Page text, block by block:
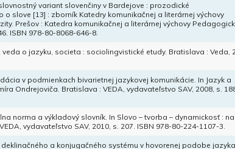
variant slovenčiny v Bardejove : prozodické
slove [13] : zborník Katedry komunikačnej a literárnej výchovy
Prešov : Katedra komunikačnej a literárnej výchovy
ISBN 978-80-8068-646-8.
veda o jazyku, societa : sociolingvistické etudy. Bratislava : Veda,
v podmienkach bivarietnej jazykovej komunikácie. In Jazyk a
Ondrejoviča. Bratislava : VEDA, vydavateľstvo SAV, 2008, s.
norma a výkladový slovník. In Slovo – tvorba – dynamickosť : na
vydavateľstvo SAV, 2010, s. 207. ISBN 978-80-224-1107-3.
deklinačného a konjugačného systému v hovorenej podobe